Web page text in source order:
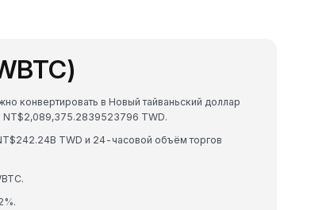
конвертировать в Новый тайваньский доллар
NT$2,089,375.2839523796 TWD.
TWD и 24-часовой объём торгов